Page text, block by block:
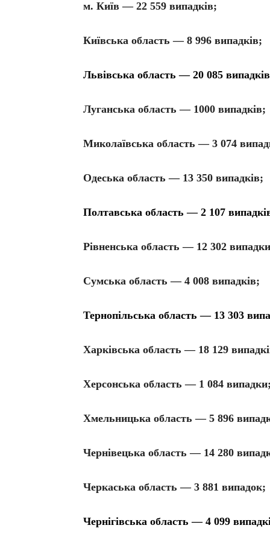
м. Київ — 22 559 випадків;
Київська область — 8 996 випадків;
Львівська область — 20 085
Луганська область — 1000 випадків;
Миколаївська область — 3 074
Одеська область — 13 350 випадків;
Полтавська область — 2 107
Рівненська область — 12 302
Сумська область — 4 008 випадків;
Тернопільська область — 13 303
Харківська область — 18 129
Херсонська область — 1 084 випадки;
Хмельницька область — 5 896
Чернівецька область — 14 280
Черкаська область — 3 881 випадок;
Чернігівська область — 4 099